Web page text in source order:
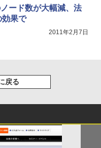
ード数が大幅減、法
効果で
2011年2月7日
戻る